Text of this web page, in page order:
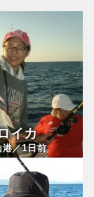
イカ
港／1日前